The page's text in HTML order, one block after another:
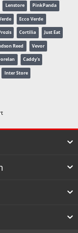
Lenstore PinkPanda
Ecco Verde
Cortilia Just Eat
Reed Vevor
Caddy's
Inter Store